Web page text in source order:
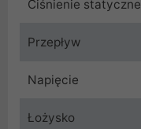
Ciśnienie statyczne
Przepływ
Napięcie
Łożysko